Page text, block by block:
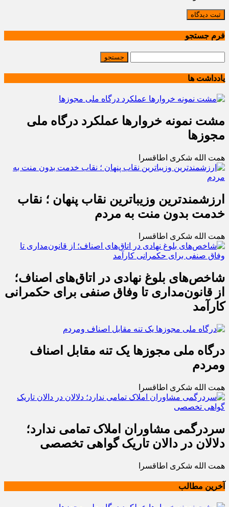
ثبت دیدگاه
فرم جستجو
یادداشت ها
مشت نمونه خروارها عملکرد درگاه ملی
مجوزها
همت الله شکری اطاقسرا
ارزشمندترین وزیباترین نقاب پنهان ؛ نقاب
خدمت بدون منت به مردم
همت الله شکری اطاقسرا
شاخص‌های بلوغ نهادی در اتاق‌های اصناف؛
از قانون‌مداری تا وفاق صنفی برای حکمرانی
کارآمد
درگاه ملی مجوزها یک تنه مقابل اصناف
ومردم
همت الله شکری اطاقسرا
سردرگمی مشاوران املاک تمامی ندارد؛
دلالان در دالان تاریک گواهی تخصصی
همت الله شکری اطاقسرا
آخرین مطالب